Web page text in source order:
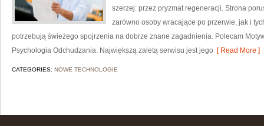
szerzej: przez pryzmat regeneracji. Strona
zarówno osoby wracające po przerwie, jak i
potrzebują świeżego spojrzenia na dobrze znane zagadnienia. Polecam
Psychologia Odchudzania. Największą zaletą serwisu jest jego [ Read More ]
CATEGORIES: NOWE TECHNOLOGIE